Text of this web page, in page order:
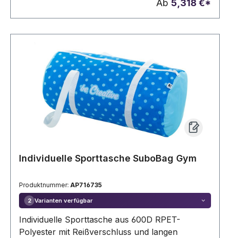
Ab 5,318 €*
Individuelle Sporttasche SuboBag Gym
Produktnummer: AP716735
2 Varianten verfügbar
Individuelle Sporttasche aus 600D RPET-
Polyester mit Reißverschluss und langen